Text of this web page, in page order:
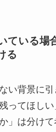
ている場
る
い背景に
ってほしい
」は分け